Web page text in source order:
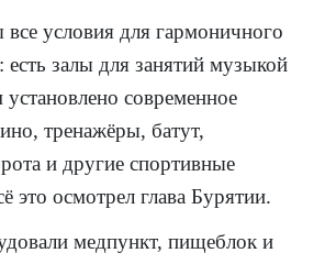
условия для гармоничного
есть залы для занятий музыкой
современное
тренажёры, батут,
и другие спортивные
это осмотрел глава Бурятии.
медпункт, пищеблок и